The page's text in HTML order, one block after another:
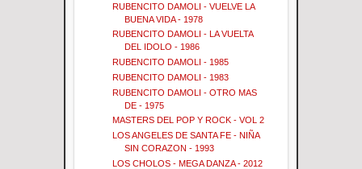
RUBENCITO DAMOLI - VUELVE LA
BUENA VIDA - 1978
RUBENCITO DAMOLI - LA VUELTA
DEL IDOLO - 1986
RUBENCITO DAMOLI - 1985
RUBENCITO DAMOLI - 1983
RUBENCITO DAMOLI - OTRO MAS
DE - 1975
MASTERS DEL POP Y ROCK - VOL 2
LOS ANGELES DE SANTA FE - NIÑA
SIN CORAZON - 1993
LOS CHOLOS - MEGA DANZA - 2012